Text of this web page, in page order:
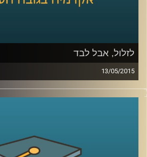
לזלול, אבל לבד
13/05/2015
ליאור זלמנסון עוסק בתרבות
האם פרסום הוא המודל העסקי
באמנות הוא מייסד ומוביל את